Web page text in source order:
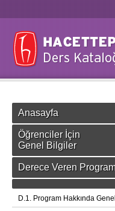
Anasayfa
Öğrenciler İçin
Genel Bilgiler
Derece Veren
D.1. Program Hakkında